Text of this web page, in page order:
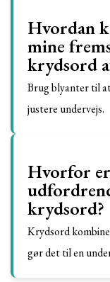
Hvordan
mine
krydsord
Brug blyanter til
justere undervejs.
Hvorfor
krydsord?
Krydsord
gør det til en